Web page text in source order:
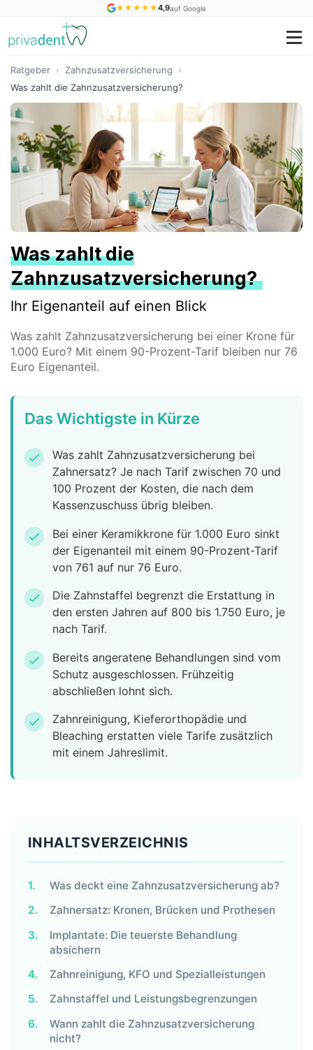
★ ★ ★ ★ ★4,9auf Google
Ratgeber › Zahnzusatzversicherung
›
Was zahlt die Zahnzusatzversicherung?
Was zahlt die
Zahnzusatzversicherung?
Ihr Eigenanteil auf einen Blick
Was zahlt Zahnzusatzversicherung bei einer Krone für
1.000 Euro? Mit einem 90-Prozent-Tarif bleiben nur 76
Euro Eigenanteil.
Das Wichtigste in Kürze
check
Was zahlt Zahnzusatzversicherung bei
Zahnersatz? Je nach Tarif zwischen 70 und
100 Prozent der Kosten, die nach dem
Kassenzuschuss übrig bleiben.
check
Bei einer Keramikkrone für 1.000 Euro sinkt
der Eigenanteil mit einem 90-Prozent-Tarif
von 761 auf nur 76 Euro.
check
Die Zahnstaffel begrenzt die Erstattung in
den ersten Jahren auf 800 bis 1.750 Euro, je
nach Tarif.
check
Bereits angeratene Behandlungen sind vom
Schutz ausgeschlossen. Frühzeitig
abschließen lohnt sich.
check
Zahnreinigung, Kieferorthopädie und
Bleaching erstatten viele Tarife zusätzlich
mit einem Jahreslimit.
INHALTSVERZEICHNIS
1.
Was deckt eine Zahnzusatzversicherung ab?
2.
Zahnersatz: Kronen, Brücken und Prothesen
3.
Implantate: Die teuerste Behandlung
absichern
4.
Zahnreinigung, KFO und Spezialleistungen
5.
Zahnstaffel und Leistungsbegrenzungen
6.
Wann zahlt die Zahnzusatzversicherung
nicht?